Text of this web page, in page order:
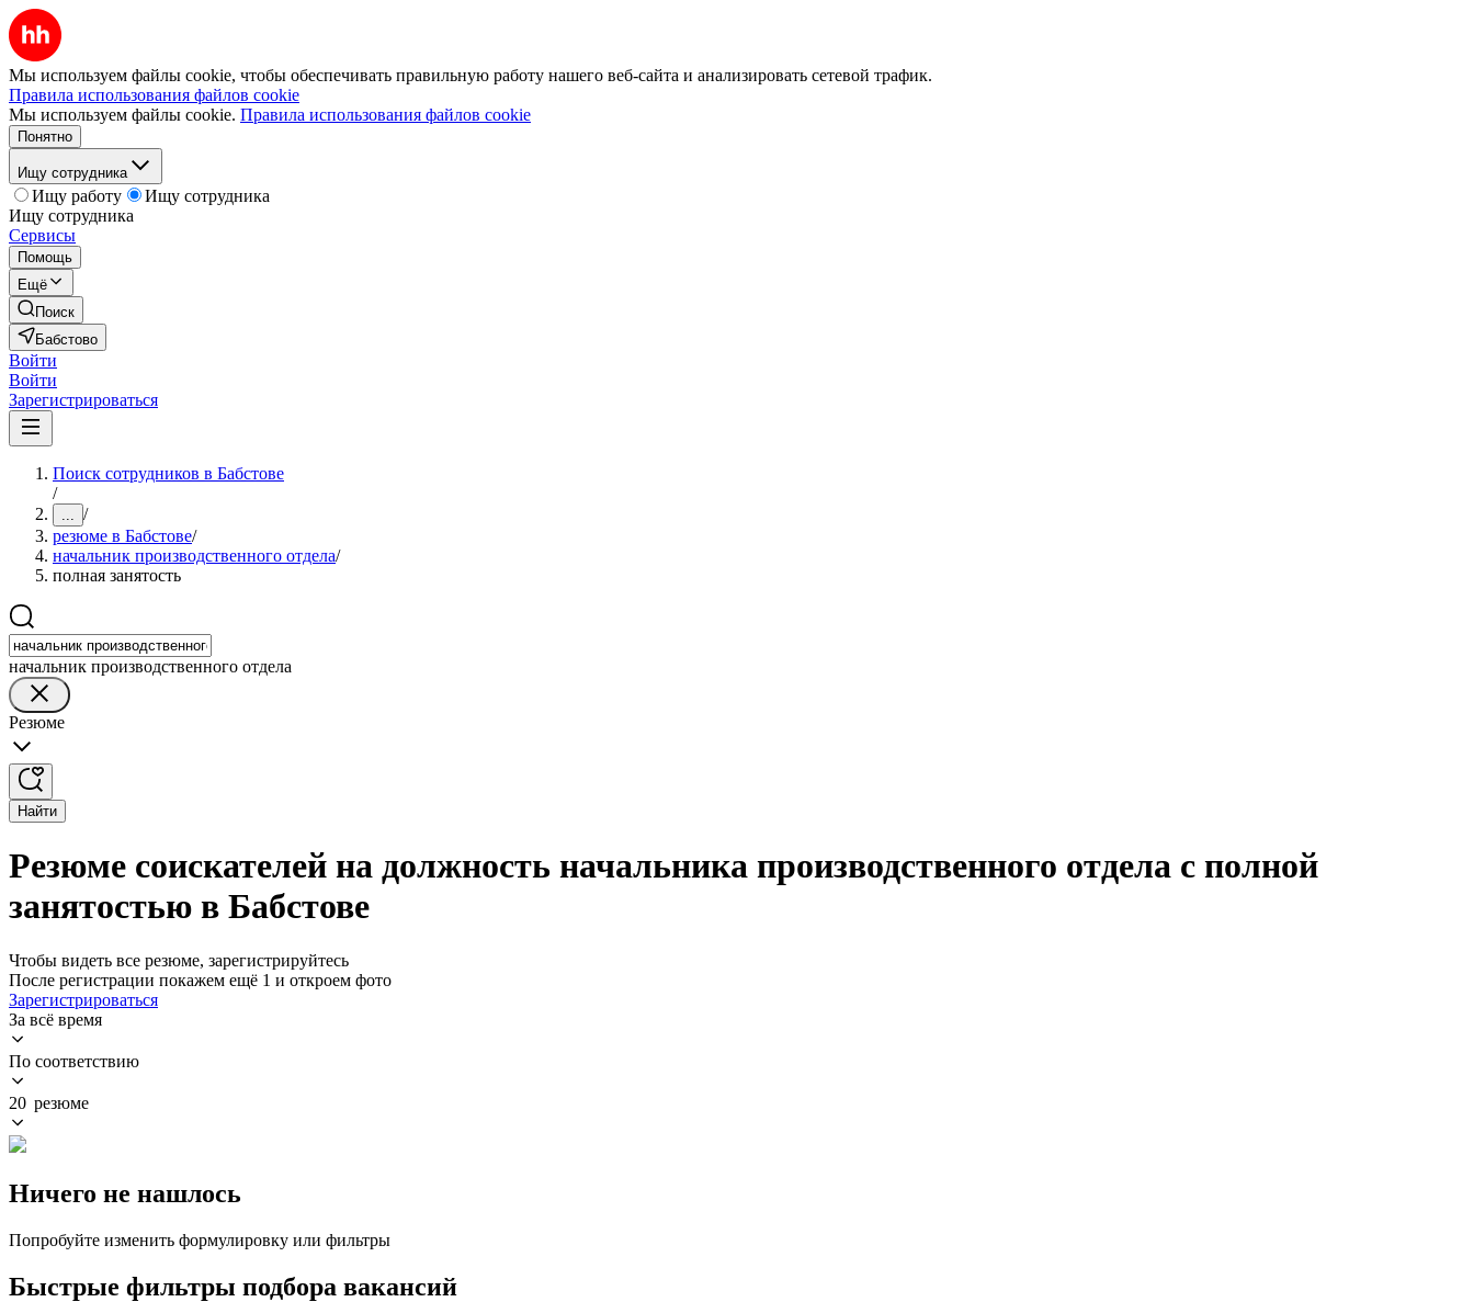
Мы используем файлы cookie, чтобы обеспечивать правильную работу нашего веб-сайта и анализировать сетевой трафик.
Правила использования файлов cookie
Мы используем файлы cookie. Правила использования файлов cookie
Понятно
Ищу сотрудника
Ищу работу
Ищу сотрудника
Ищу сотрудника
Сервисы
Помощь
Ещё
Поиск
Бабстово
Войти
Войти
Зарегистрироваться
Поиск сотрудников в Бабстове
/
... /
резюме в Бабстове/
начальник производственного отдела/
полная занятость
начальник производственного отдела
Резюме
Найти
Резюме соискателей на должность начальника производственного отдела с полной
занятостью в Бабстове
Чтобы видеть все резюме, зарегистрируйтесь
После регистрации покажем ещё 1 и откроем фото
Зарегистрироваться
За всё время
По соответствию
20 резюме
Ничего не нашлось
Попробуйте изменить формулировку или фильтры
Быстрые фильтры подбора вакансий